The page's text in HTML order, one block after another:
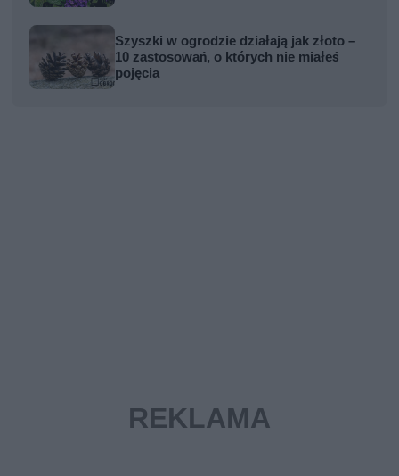
Szyszki w ogrodzie działają jak złoto –
10 zastosowań, o których nie miałeś
pojęcia